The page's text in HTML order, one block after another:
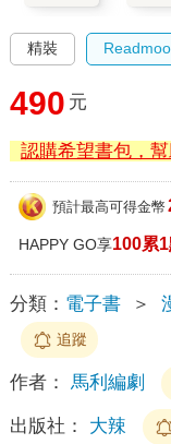
精裝
490 元
認購希望書包，
預計最高可得金幣
HAPPY GO享100累
分類： 電子書 ＞
追蹤
作者： 馬利編劇
出版社： 大辣